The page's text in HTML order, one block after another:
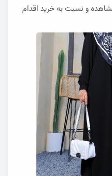
و نسبت به خرید اقدام